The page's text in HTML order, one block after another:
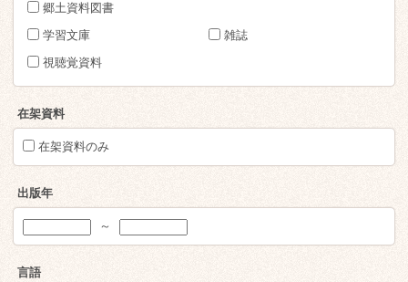
郷土資料図書
学習文庫
雑誌
視聴覚資料
在架資料
在架資料のみ
出版年
～
言語